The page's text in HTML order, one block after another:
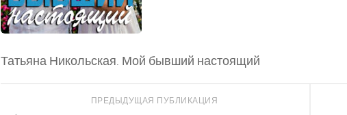
Татьяна Никольская. Мой бывший настоящий
ПРЕДЫДУЩАЯ ПУБЛИКАЦИЯ